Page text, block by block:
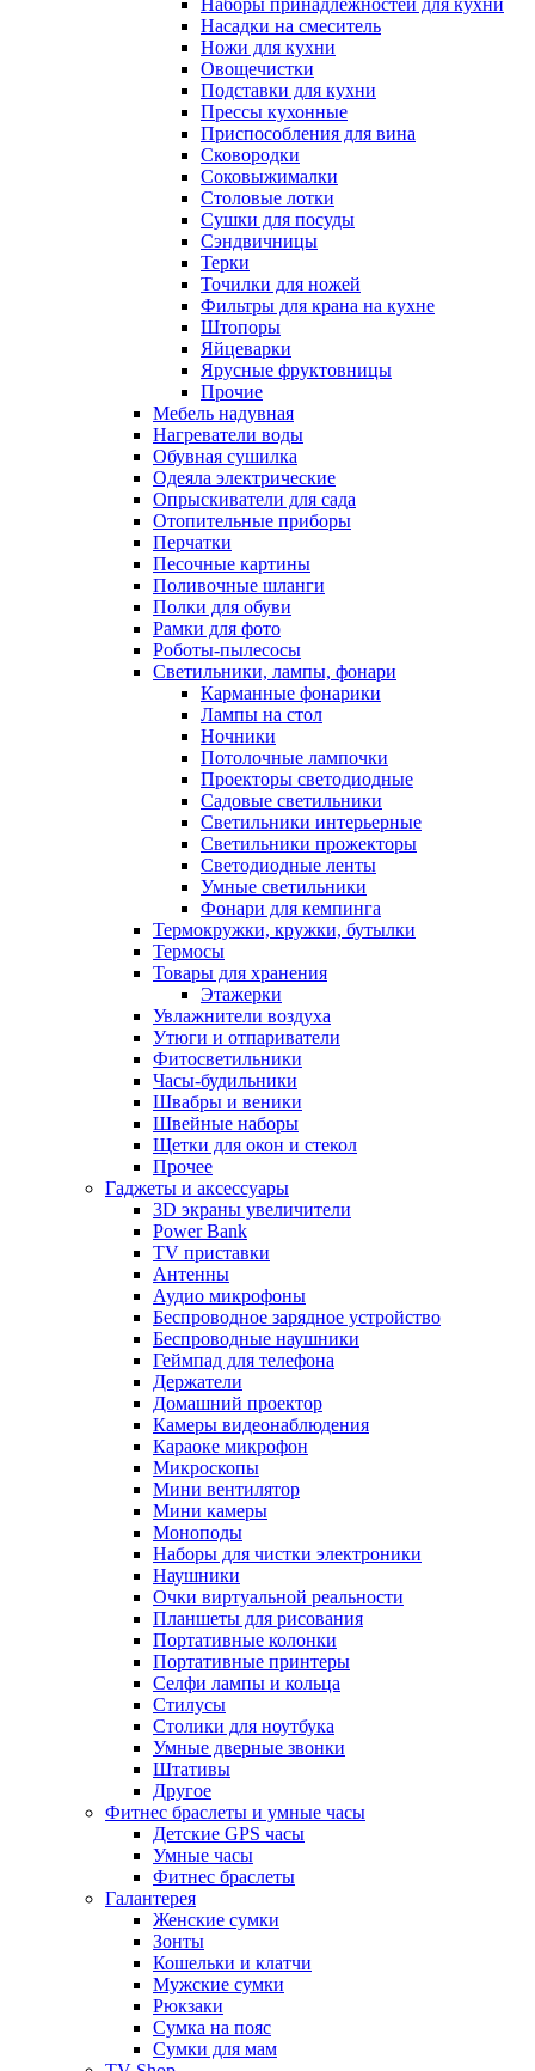
Наборы принадлежностей для кухни
Насадки на смеситель
Ножи для кухни
Овощечистки
Подставки для кухни
Прессы кухонные
Приспособления для вина
Сковородки
Соковыжималки
Столовые лотки
Сушки для посуды
Сэндвичницы
Терки
Точилки для ножей
Фильтры для крана на кухне
Штопоры
Яйцеварки
Ярусные фруктовницы
Прочие
Мебель надувная
Нагреватели воды
Обувная сушилка
Одеяла электрические
Опрыскиватели для сада
Отопительные приборы
Перчатки
Песочные картины
Поливочные шланги
Полки для обуви
Рамки для фото
Роботы-пылесосы
Светильники, лампы, фонари
Карманные фонарики
Лампы на стол
Ночники
Потолочные лампочки
Проекторы светодиодные
Садовые светильники
Светильники интерьерные
Светильники прожекторы
Светодиодные ленты
Умные светильники
Фонари для кемпинга
Термокружки, кружки, бутылки
Термосы
Товары для хранения
Этажерки
Увлажнители воздуха
Утюги и отпариватели
Фитосветильники
Часы-будильники
Швабры и веники
Швейные наборы
Щетки для окон и стекол
Прочее
Гаджеты и аксессуары
3D экраны увеличители
Power Bank
TV приставки
Антенны
Аудио микрофоны
Беспроводное зарядное устройство
Беспроводные наушники
Геймпад для телефона
Держатели
Домашний проектор
Камеры видеонаблюдения
Караоке микрофон
Микроскопы
Мини вентилятор
Мини камеры
Моноподы
Наборы для чистки электроники
Наушники
Очки виртуальной реальности
Планшеты для рисования
Портативные колонки
Портативные принтеры
Селфи лампы и кольца
Стилусы
Столики для ноутбука
Умные дверные звонки
Штативы
Другое
Фитнес браслеты и умные часы
Детские GPS часы
Умные часы
Фитнес браслеты
Галантерея
Женские сумки
Зонты
Кошельки и клатчи
Мужские сумки
Рюкзаки
Сумка на пояс
Сумки для мам